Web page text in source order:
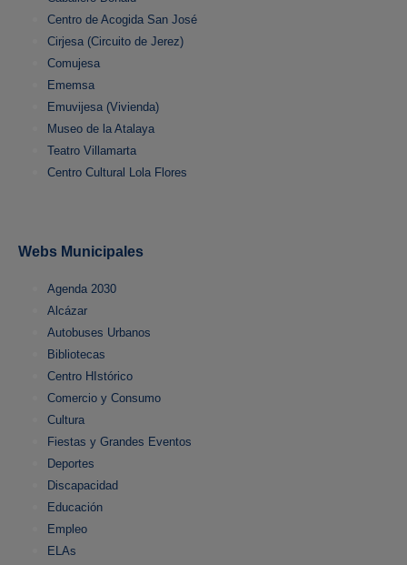
Centro de Acogida San José
Cirjesa (Circuito de Jerez)
Comujesa
Ememsa
Emuvijesa (Vivienda)
Museo de la Atalaya
Teatro Villamarta
Centro Cultural Lola Flores
Webs Municipales
Agenda 2030
Alcázar
Autobuses Urbanos
Bibliotecas
Centro HIstórico
Comercio y Consumo
Cultura
Fiestas y Grandes Eventos
Deportes
Discapacidad
Educación
Empleo
ELAs